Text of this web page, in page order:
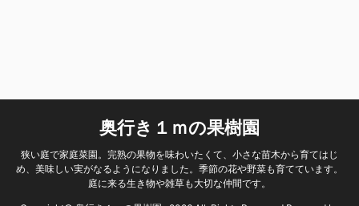
奥行き１ｍの果樹園
狭い庭で家庭菜園。完熟の果物を味わいたくて、小さな苗木から育てはじ
め、美味しい実がなるようになりました。季節の花や野菜も育てています。
庭に来る生き物や雑草も大切な仲間です。